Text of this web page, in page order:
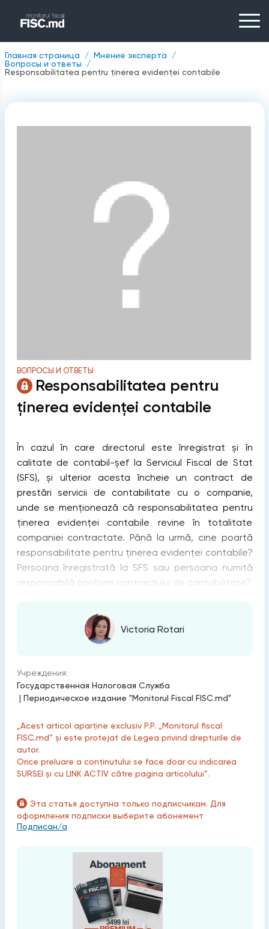
Главная страница
Мнение эксперта
Вопросы и ответы
Responsabilitatea pentru ținerea evidenței contabile
ВОПРОСЫ И ОТВЕТЫ
Responsabilitatea pentru
ținerea evidenței contabile
În cazul în care directorul este înregistrat și în
calitate de contabil-șef la Serviciul Fiscal de Stat
(SFS), și ulterior acesta încheie un contract de
prestări servicii de contabilitate cu o companie,
unde se menționează că responsabilitatea pentru
ținerea evidenței contabile revine în totalitate
companiei contractate. Până la urmă, cine poartă
responsabilitate pentru ținerea evidenței contabile?
Persoana înregistrată la SFS sau persoana numită
responsabilă conform contractului de contabilitate?
Victoria Rotari
Учреждения:
Государственная Налоговая Служба
| Периодическое издание "Monitorul Fiscal FISC.md"
„Acest articol aparține exclusiv P.P. „Monitorul fiscal
FISC.md” și este protejat de Legea privind drepturile de
autor.
Orice preluare a conținutului se face doar cu indicarea
SURSEI și cu LINK ACTIV către pagina articolului”.
Эта статья доступна только подписчикам. Для
оформления подписки выберите абонемент
Подписан/а